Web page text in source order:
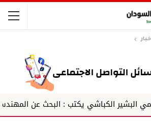
الكباشي يكتب : البحث عن المهندس